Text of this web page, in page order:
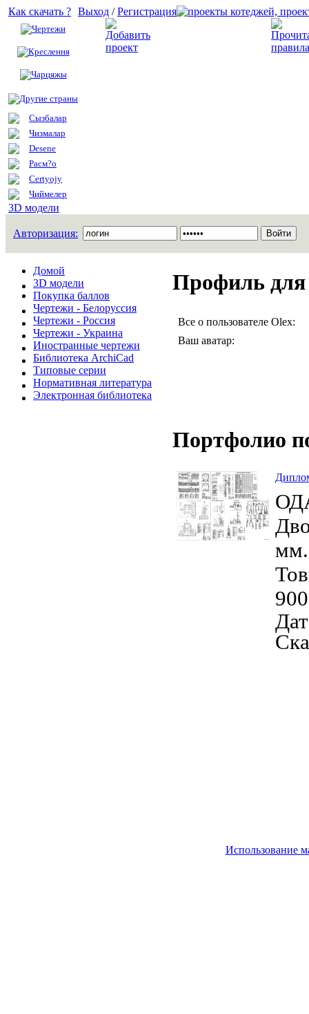
Как скачать ?
Чертежи
Креслення
Чарцяжы
Другие страны
Сызбалар
Чизмалар
Desene
Расм?о
Certyojy
Чиймелер
3D модели
Выход /Регистрация
Авторизация:
Домой
3D модели
Покупка баллов
Чертежи - Белоруссия
Чертежи - Россия
Чертежи - Украина
Иностранные чертежи
Библиотека ArchiCad
Типовые серии
Нормативная литература
Электронная библиотека
Профиль для
Все о пользователе Olex:
Ваш аватар:
Портфолио
Использование